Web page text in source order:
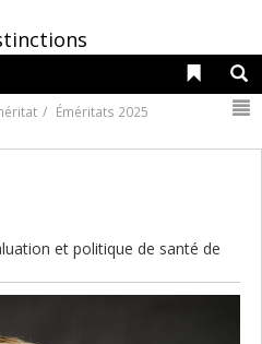
Liens
Éméritats 2025
et politique de santé de